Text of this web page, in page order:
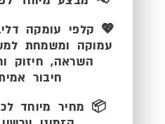
💖 קלפי עומקה
עמוקה ומשמחת
השראה, חיזוק
חיבור
📦 מחיר מיוחד